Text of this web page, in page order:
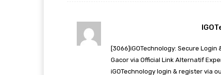
[3066]iGOTechnology: Secure Login
Gacor via Official Link Alternatif
iGOTechnology login & register via